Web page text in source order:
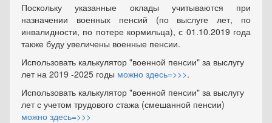
Поскольку указанные оклады учитываются при
назначении военных пенсий (по выслуге лет, по
инвалидности, по потере кормильца), с 01.10.2019 года
также буду увеличены военные пенсии.
Использовать калькулятор "военной пенсии" за выслугу
лет на 2019 -2025 годы можно здесь=>>>.
Использовать калькулятор "военной пенсии" за выслугу
лет с учетом трудового стажа (смешанной пенсии)
можно здесь=>>>